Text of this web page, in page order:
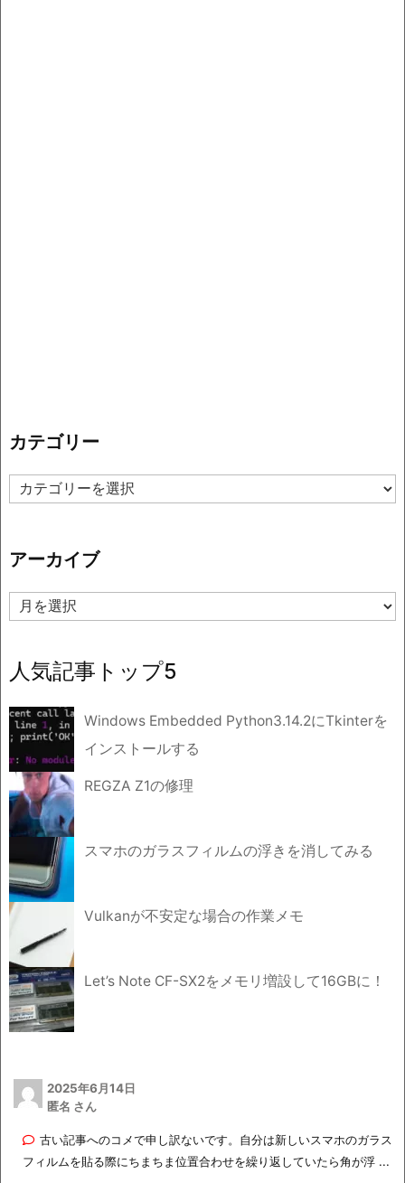
カテゴリー
カ
テ
ー
アーカイブ
ア
ー
ブ
人気記事トップ5
Windows Embedded Python3.14.2にTkinterを
インストールする
REGZA Z1の修理
スマホのガラスフィルムの浮きを消してみる
Vulkanが不安定な場合の作業メモ
Let’s Note CF-SX2をメモリ増設して16GBに！
2025年6月14日
匿名 さん
古い記事へのコメで申し訳ないです。自分は新しいスマホのガラス
フィルムを貼る際にちまちま位置合わせを繰り返していたら角が浮 ...